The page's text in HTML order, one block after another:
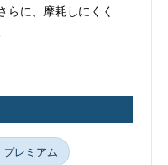
らに、摩耗しにくく
プレミアム